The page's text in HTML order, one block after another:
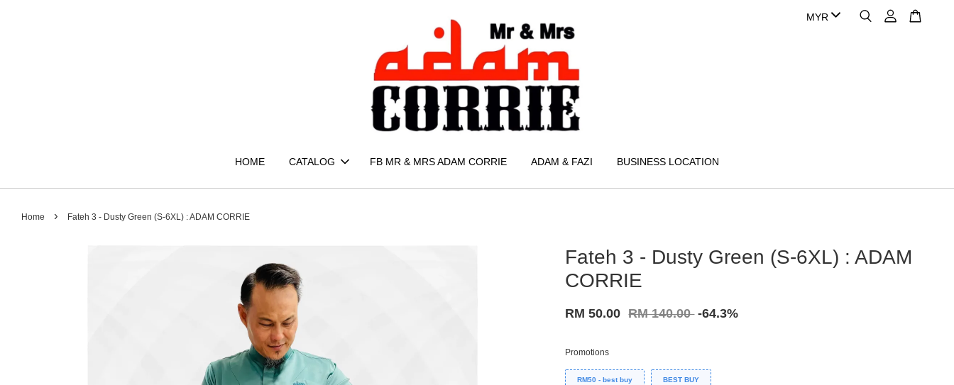
HOME CATALOG FB MR & MRS ADAM CORRIE ADAM & FAZI BUSINESS LOCATION
Home › Fateh 3 - Dusty Green (S-6XL) : ADAM CORRIE
Fateh 3 - Dusty Green (S-6XL) : ADAM
CORRIE
RM 50.00 RM 140.00 -64.3%
Promotions
RM50 - best buy BEST BUY